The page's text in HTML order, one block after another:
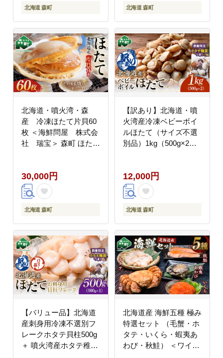
北海道 森町 1187
北海道 森町
北海道・噴火湾・森
産 冷凍ほたて片貝60
枚 ＜海鮮問屋 株式会
社 瑞宝＞ 森町 ほたて
道 mr1-0917
30,000円
北海道 森町
【訳あり】北海道・噴
火湾産冷凍ベビーボイ
ルほたて（サイズ不選
別品）1kg（500g×2）
ビーホタテ ほたて 帆立
mr1-1170
12,000円
北海道 森町
【バリュー品】北海道
産刺身用冷凍不選別フ
レークホタテ貝柱500g
＋ 噴火湾産ホタテ稚貝
北海道産 海鮮五種 極み
特選セット （毛蟹・ホ
タテ・いくら・蝦夷あ
わび・秋鮭） ＜ワイエ